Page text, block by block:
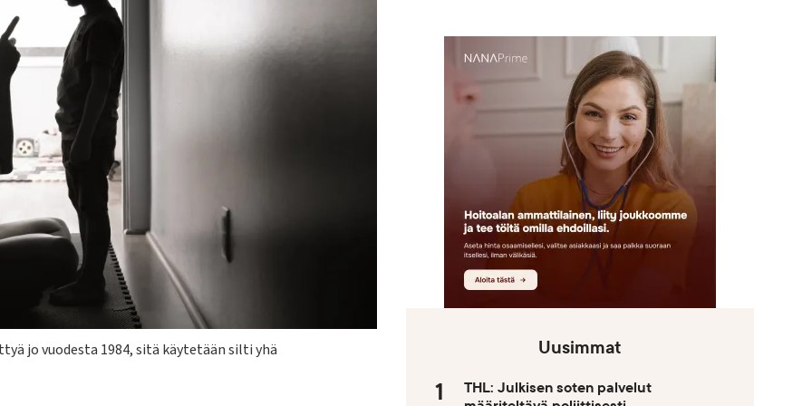
jo vuodesta 1984, sitä käytetään silti yhä
Uusimmat
THL: Julkisen soten palvelut